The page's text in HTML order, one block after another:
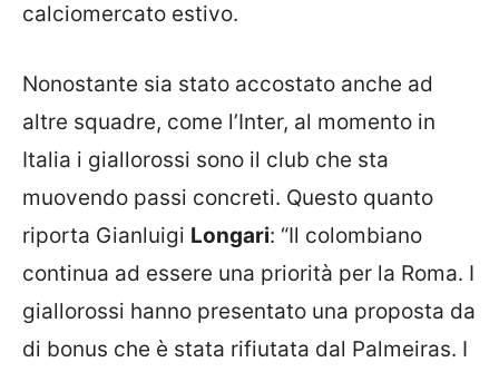
calciomercato estivo.
Nonostante sia stato accostato anche ad
altre squadre, come l’Inter, al momento in
Italia i giallorossi sono il club che sta
muovendo passi concreti. Questo quanto
riporta Gianluigi Longari: “Il colombiano
continua ad essere una priorità per la Roma. I
giallorossi hanno presentato una proposta da
di bonus che è stata rifiutata dal Palmeiras. I